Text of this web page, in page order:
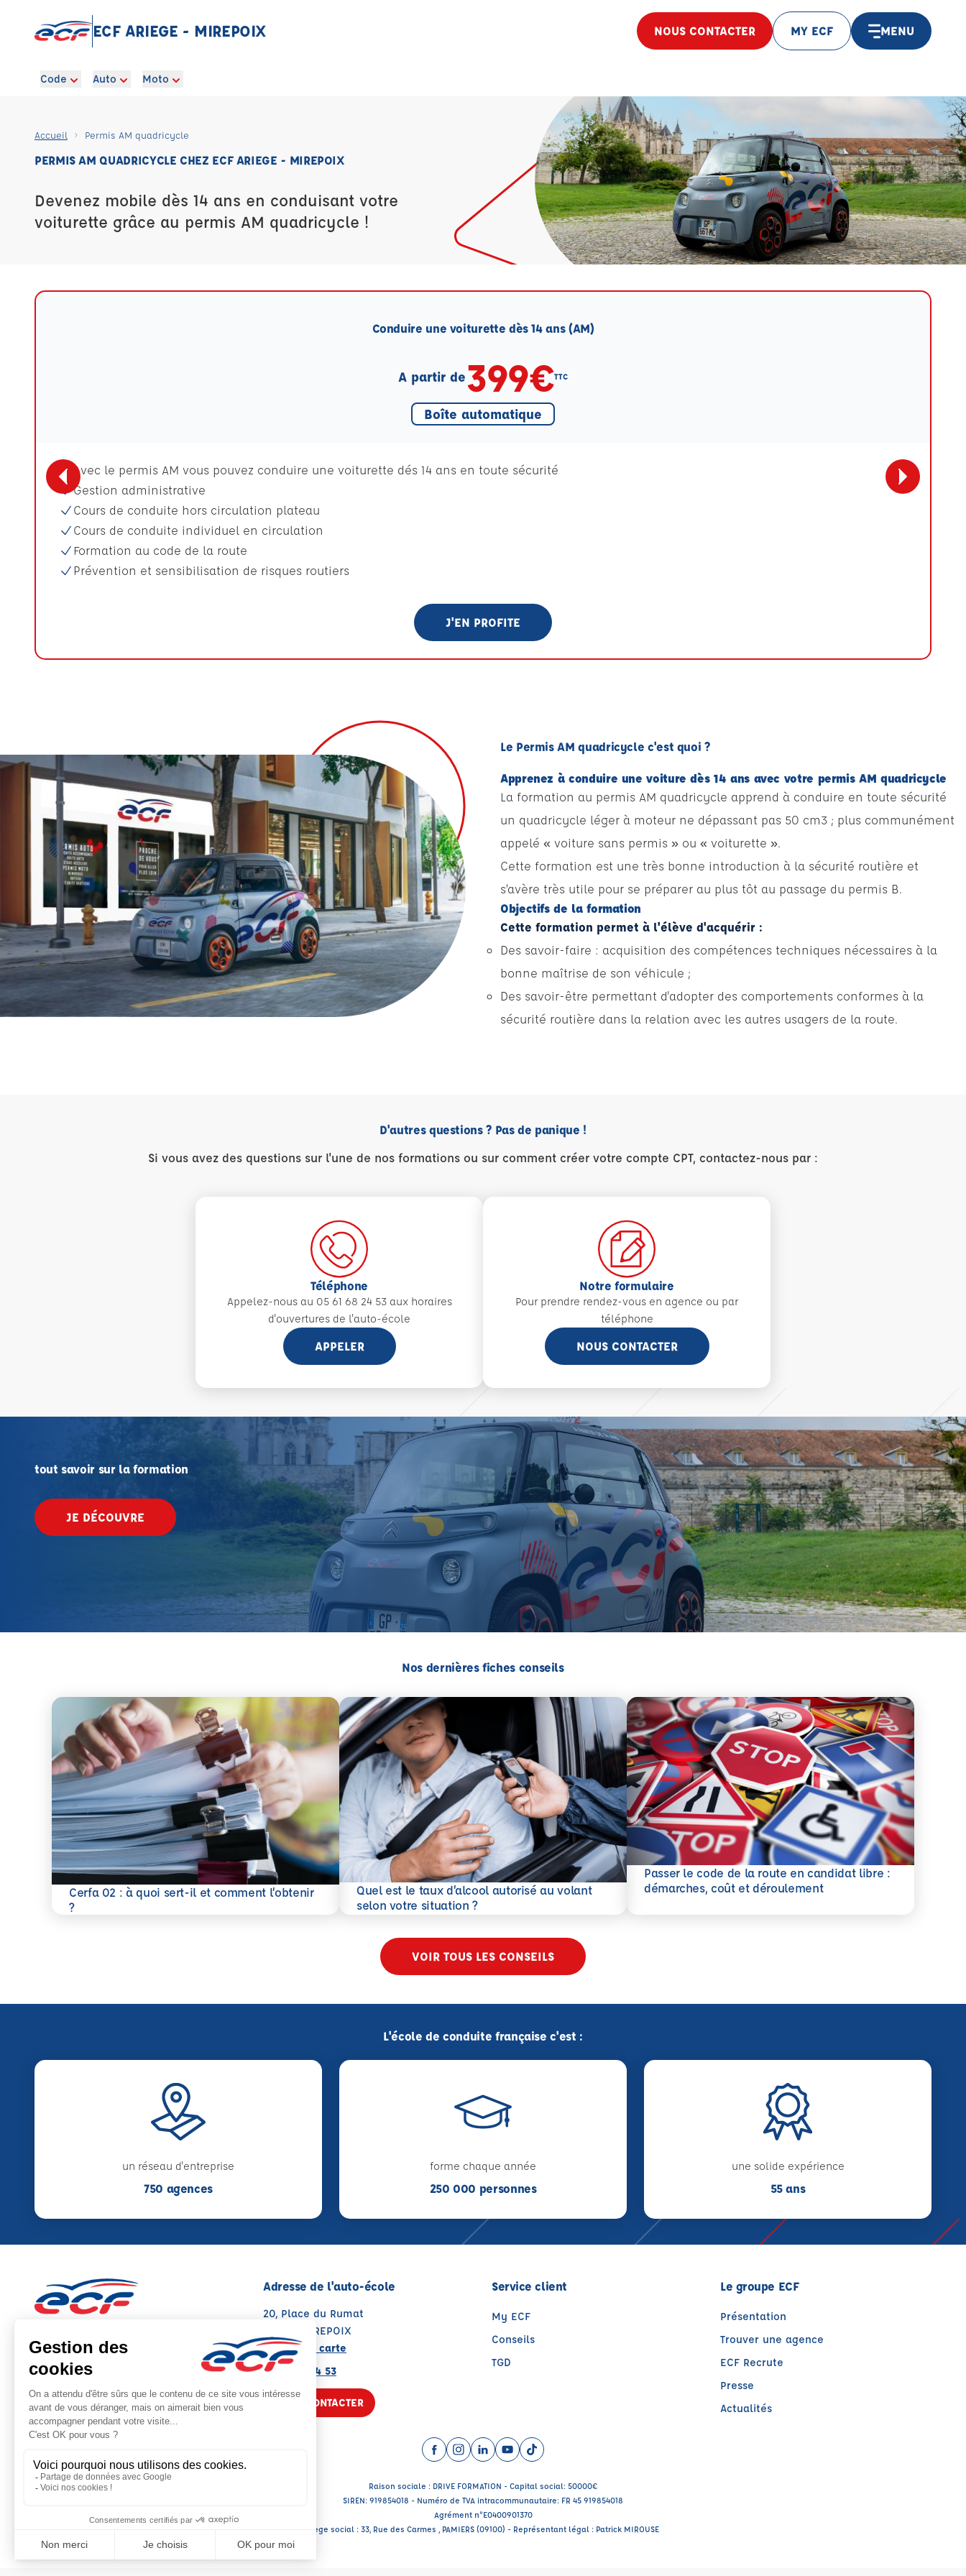
ECF ARIEGE - MIREPOIX NOUS CONTACTER MY ECF MENU
Code Auto Moto
Accueil Permis AM quadricycle
PERMIS AM QUADRICYCLE CHEZ ECF ARIEGE - MIREPOIX
Devenez mobile dès 14 ans en conduisant votre
voiturette grâce au permis AM quadricycle !
Conduire une voiturette dès 14 ans (AM)
A partir de399€TTC
Boîte automatique
Avec le permis AM vous pouvez conduire une voiturette dés 14 ans en toute sécurité
Gestion administrative
Cours de conduite hors circulation plateau
Cours de conduite individuel en circulation
Formation au code de la route
Prévention et sensibilisation de risques routiers
J'EN PROFITE
Le Permis AM quadricycle c'est quoi ?
Apprenez à conduire une voiture dès 14 ans avec votre permis AM quadricycle
La formation au permis AM quadricycle apprend à conduire en toute sécurité
un quadricycle léger à moteur ne dépassant pas 50 cm3 ; plus communément
appelé « voiture sans permis » ou « voiturette ».
Cette formation est une très bonne introduction à la sécurité routière et
s’avère très utile pour se préparer au plus tôt au passage du permis B.
Objectifs de la formation
Cette formation permet à l'élève d'acquérir :
Des savoir-faire : acquisition des compétences techniques nécessaires à la
bonne maîtrise de son véhicule ;
Des savoir-être permettant d'adopter des comportements conformes à la
sécurité routière dans la relation avec les autres usagers de la route.
D'autres questions ? Pas de panique !
Si vous avez des questions sur l'une de nos formations ou sur comment créer votre compte CPT, contactez-nous par :
Téléphone
Appelez-nous au 05 61 68 24 53 aux horaires
d'ouvertures de l'auto-école
APPELER
Notre formulaire
Pour prendre rendez-vous en agence ou par
téléphone
NOUS CONTACTER
tout savoir sur la formation
JE DÉCOUVRE
Nos dernières fiches conseils
Cerfa 02 : à quoi sert-il et comment l’obtenir
?
En savoir plus
Quel est le taux d’alcool autorisé au volant
selon votre situation ?
En savoir plus
Passer le code de la route en candidat libre :
démarches, coût et déroulement
En savoir plus
VOIR TOUS LES CONSEILS
L'école de conduite française c'est :
un réseau d'entreprise
750 agences
forme chaque année
250 000 personnes
une solide expérience
55 ans
Note : 4.7/5
Moyenne calculée sur 37 avis
Adresse de l'auto-école
20, Place du Rumat
09500 MIREPOIX
Voir sur la carte
05 61 68 24 53
NOUS CONTACTER
Service client
My ECF
Conseils
TGD
Le groupe ECF
Présentation
Trouver une agence
ECF Recrute
Presse
Actualités
Facebook (nouvelle fenêtre)
Instagram (nouvelle fenêtre)
LinkedIn (nouvelle fenêtre)
YouTube (nouvelle fenêtre)
TikTok (nouvelle fenêtre)
Raison sociale : DRIVE FORMATION - Capital social: 50000€
SIREN: 919854018 - Numéro de TVA intracommunautaire: FR 45 919854018
Agrément n°E0400901370
Siège social : 33, Rue des Carmes , PAMIERS (09100) - Représentant légal : Patrick MIROUSE